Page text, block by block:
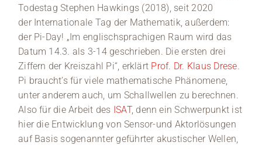
Todestag Stephen Hawkings (2018), seit 2020
der Internationale Tag der Mathematik, außerdem:
der Pi-Day! „Im englischsprachigen Raum wird das
Datum 14.3. als 3-14 geschrieben. Die ersten drei
Ziffern der Kreiszahl Pi“, erklärt Prof. Dr. Klaus Drese.
Pi braucht’s für viele mathematische Phänomene,
unter anderem auch, um Schallwellen zu berechnen.
Also für die Arbeit des ISAT, denn ein Schwerpunkt ist
hier die Entwicklung von Sensor-und Aktorlösungen
auf Basis sogenannter geführter akustischer Wellen,